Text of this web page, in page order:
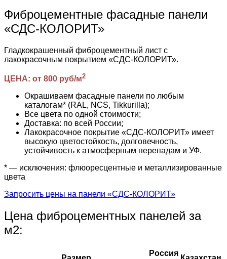
Фиброцементные фасадные панели
«СДС-КОЛОРИТ»
Гладкокрашенный фиброцементный лист с
лакокрасочным покрытием «СДС-КОЛОРИТ».
ЦЕНА: от 800 руб/м2
Окрашиваем фасадные панели по любым
каталогам* (RAL, NCS, Tikkurilla);
Все цвета по одной стоимости;
Доставка: по всей России;
Лакокрасочное покрытие «СДС-КОЛОРИТ» имеет
высокую цветостойкость, долговечность,
устойчивость к атмосферным перепадам и УФ.
* — исключения: флюоресцентные и металлизированные
цвета
Запросить цены на панели «СДС-КОЛОРИТ»
Цена фиброцементных панелей за
м2:
Россия